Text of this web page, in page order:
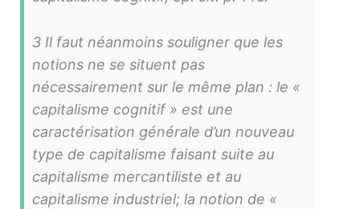
3 Il faut néanmoins souligner que les
notions ne se situent pas
nécessairement sur le même plan : le «
capitalisme cognitif » est une
caractérisation générale d’un nouveau
type de capitalisme faisant suite au
capitalisme mercantiliste et au
capitalisme industriel; la notion de «